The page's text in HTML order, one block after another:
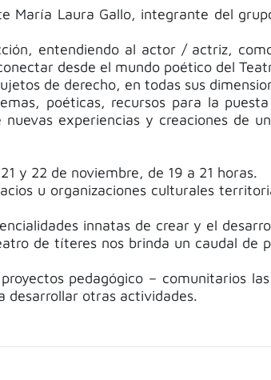
María Laura Gallo, integrante del
entendiendo al actor / actriz,
desde el mundo poético del
de derecho, en todas sus
poéticas, recursos para la
experiencias y creaciones de
y 22 de noviembre, de 19 a 21 horas.
u organizaciones culturales
innatas de crear y el
de títeres nos brinda un caudal de
pedagógico – comunitarios
desarrollar otras actividades.